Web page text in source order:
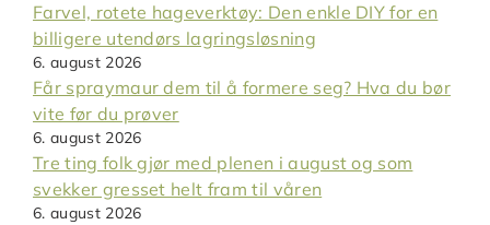
Farvel, rotete hageverktøy: Den enkle DIY for en
billigere utendørs lagringsløsning
6. august 2026
Får spraymaur dem til å formere seg? Hva du bør
vite før du prøver
6. august 2026
Tre ting folk gjør med plenen i august og som
svekker gresset helt fram til våren
6. august 2026